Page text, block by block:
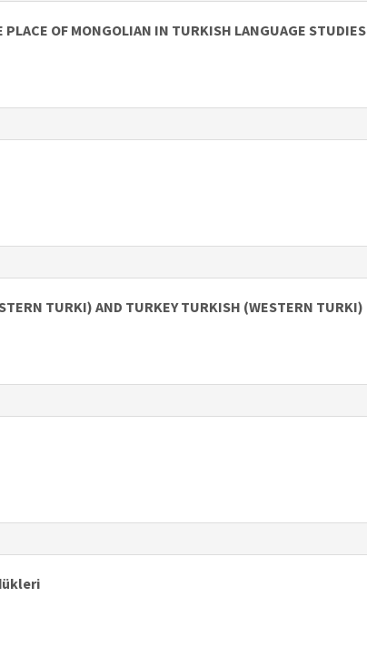
OF MONGOLIAN IN TURKISH LANGUAGE STUDIES
TURKI) AND TURKEY TURKISH (WESTERN TURKI)